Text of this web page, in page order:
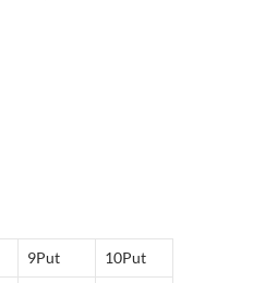
9Put 10Put